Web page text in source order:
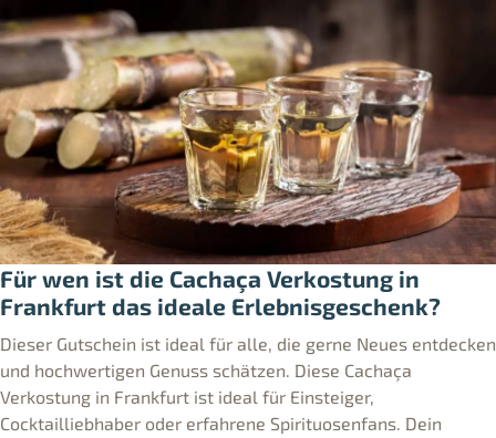
Für wen ist die Cachaça Verkostung in
Frankfurt das ideale Erlebnisgeschenk?
Dieser Gutschein ist ideal für alle, die gerne Neues entdecken
und hochwertigen Genuss schätzen. Diese Cachaça
Verkostung in Frankfurt ist ideal für Einsteiger,
Cocktailliebhaber oder erfahrene Spirituosenfans. Dein